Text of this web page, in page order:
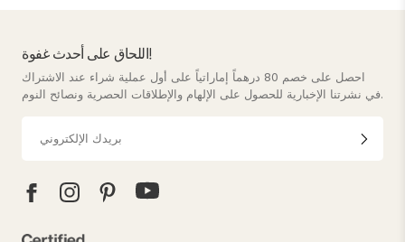
اللحاق على أحدث غفوة!
احصل على خصم 80 درهماً إماراتياً على أول عملية شراء عند الاشتراك
في نشرتنا الإخبارية للحصول على الإلهام والإطلاقات الحصرية ونصائح النوم.